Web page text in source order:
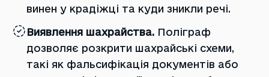
винен у крадіжці та куди зникли речі.
Виявлення шахрайства. Поліграф
дозволяє розкрити шахрайські схеми,
такі як фальсифікація документів або